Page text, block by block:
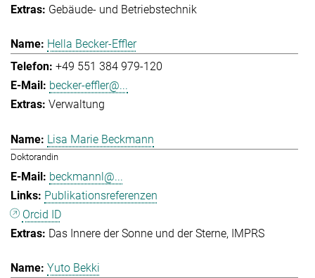
Gebäude- und Betriebstechnik
Hella Becker-Effler
+49 551 384 979-120
becker-effler@...
Verwaltung
Lisa Marie Beckmann
Doktorandin
beckmannl@...
Publikationsreferenzen
Orcid ID
Das Innere der Sonne und der Sterne IMPRS
Yuto Bekki